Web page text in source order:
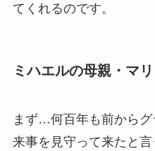
てくれるのです。
ミハエルの母親・マ
まず…何百年も前から
来事を見守って来たと言